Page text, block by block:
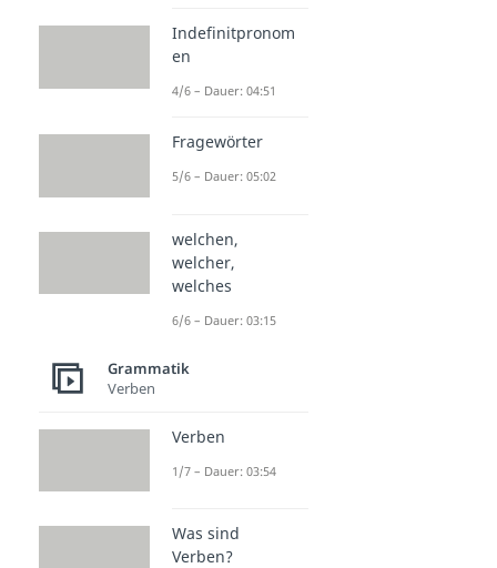
Indefinitpronom
en
4/6 – Dauer: 04:51
Fragewörter
5/6 – Dauer: 05:02
welchen,
welcher,
welches
6/6 – Dauer: 03:15
Grammatik
Verben
Verben
1/7 – Dauer: 03:54
Was sind
Verben?